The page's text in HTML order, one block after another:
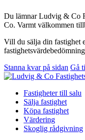
Du lämnar Ludvig & Co
Co. Varmt välkommen
Vill du sälja din fastighet
Stanna kvar på sidan Gå
Fastigheter till salu
Sälja fastighet
Köpa fastighet
Värdering
Skoglig rådgivning